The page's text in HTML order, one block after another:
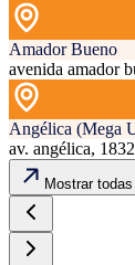
Amador Bueno
avenida amador
Angélica (Mega
av. angélica,
Mostrar todas